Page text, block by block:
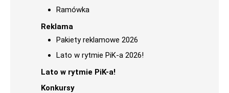
Ramówka
Reklama
Pakiety reklamowe 2026
Lato w rytmie PiK-a 2026!
Lato w rytmie PiK-a!
Konkursy